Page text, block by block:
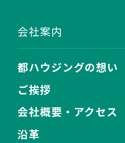
会社案内
都ハウジングの想い
ご挨拶
会社概要・アクセス
沿革